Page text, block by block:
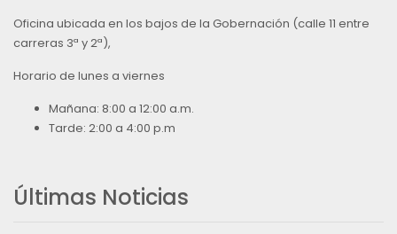
Oficina ubicada en los bajos de la Gobernación (calle 11 entre
carreras 3ª y 2ª),
Horario de lunes a viernes
Mañana: 8:00 a 12:00 a.m.
Tarde: 2:00 a 4:00 p.m
Últimas Noticias